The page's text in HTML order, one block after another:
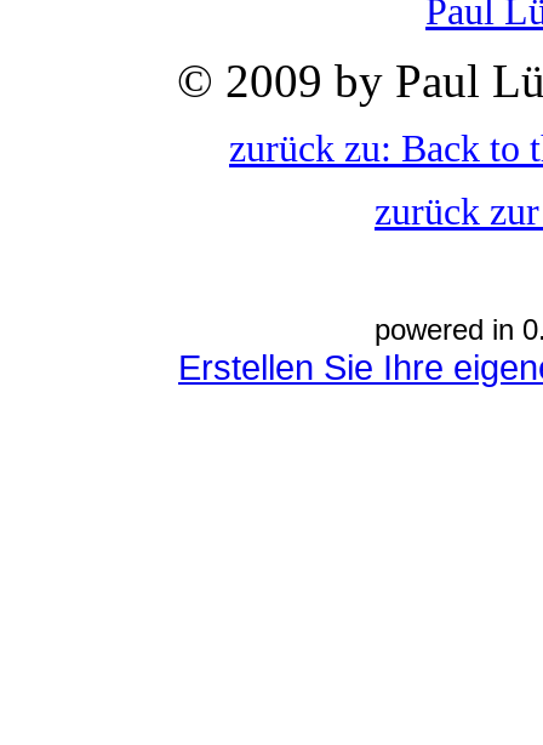
Paul
© 2009 by Paul
zurück zu: Back to
zurück
powered in
Erstellen Sie Ihre